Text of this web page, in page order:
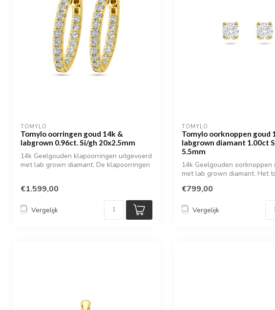
TOMYLO
Tomylo oorringen goud 14k &
labgrown 0.96ct. Si/gh 20x2.5mm
14k Geelgouden klapoorringen uitgevoerd
met lab grown diamant. De klapoorringen
€1.599,00
Vergelijk
TOMYLO
Tomylo oorknoppen goud
labgrown diamant 1.00ct
5.5mm
14k Geelgouden oorknoppen
met lab grown diamant. Het
€799,00
Vergelijk